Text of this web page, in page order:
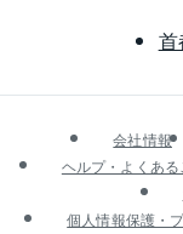
会社情報
ヘルプ・よくあ
個人情報保護・